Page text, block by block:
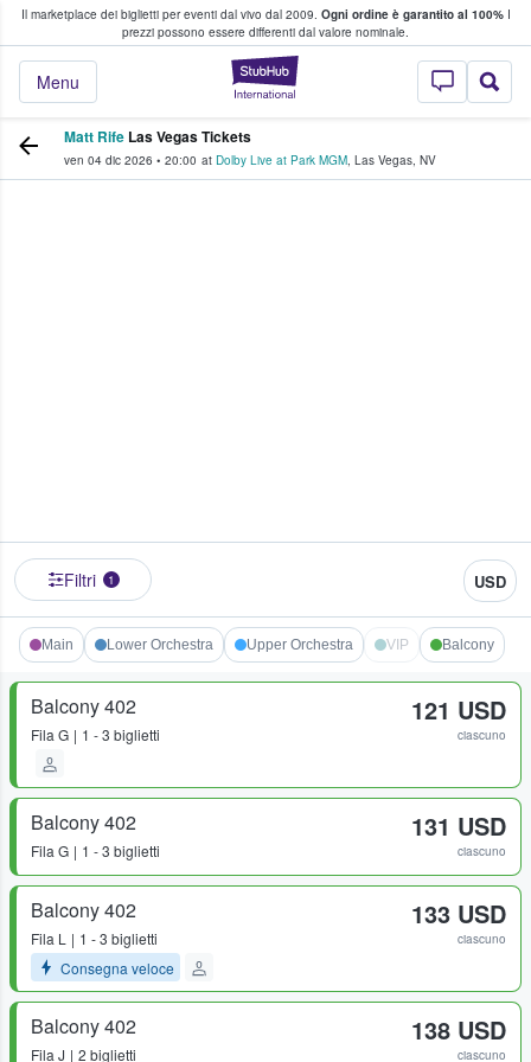
Il marketplace dei biglietti per eventi dal vivo dal 2009. Ogni ordine è garantito al 100%I
prezzi possono essere differenti dal valore nominale.
StubHub - Dove
Menu
fan comprano e vendono biglietti
Matt Rife Las Vegas Tickets
ven 04 dic 2026 • 20:00 at Dolby Live at Park MGM, Las Vegas, NV
Filtri 1 USD
Main Lower Orchestra Upper Orchestra VIP Balcony
Balcony 402
Fila G 1 - 3 biglietti
121 USD
ciascuno
Balcony 402
Fila G 1 - 3 biglietti
131 USD
ciascuno
Balcony 402
Fila L
1 - 3 biglietti
Consegna veloce
133 USD
ciascuno
Balcony 402
Fila J 2 biglietti
138 USD
ciascuno